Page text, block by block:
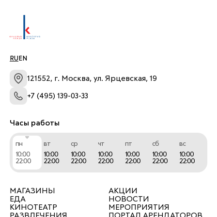
RU EN
121552, г. Москва, ул. Ярцевская, 19
+7 (495) 139-03-33
Часы работы
пн
10:00
22:00
вт
10:00
22:00
ср
10:00
22:00
чт
10:00
22:00
пт
10:00
22:00
сб
10:00
22:00
вс
10:00
22:00
МАГАЗИНЫ
ЕДА
КИНОТЕАТР
АКЦИИ
НОВОСТИ
МЕРОПРИЯТИЯ